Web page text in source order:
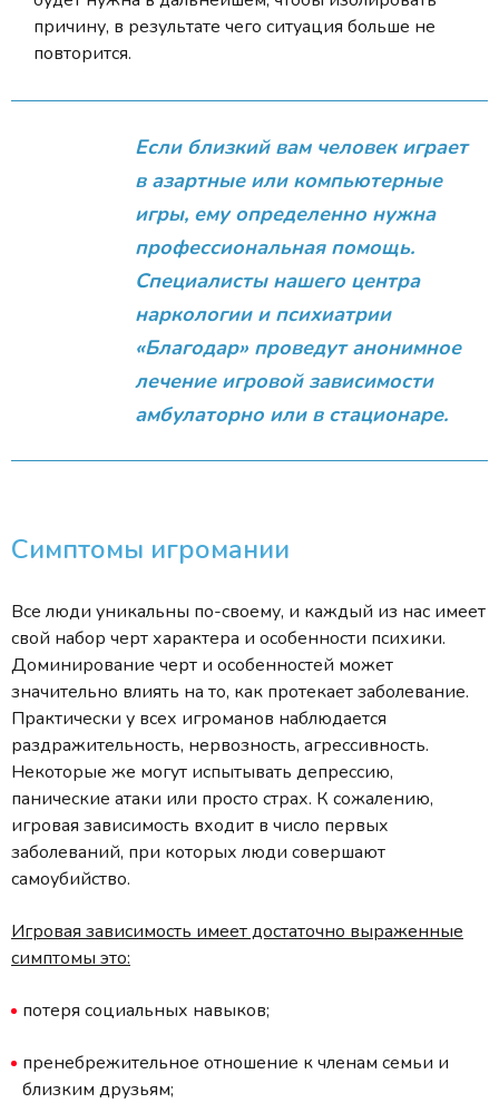
причину, в результате чего ситуация больше не
повторится.
Если близкий вам человек играет
в азартные или компьютерные
игры, ему определенно нужна
профессиональная помощь.
Специалисты нашего центра
наркологии и психиатрии
«Благодар» проведут анонимное
лечение игровой зависимости
амбулаторно или в стационаре.
Симптомы игромании
Все люди уникальны по-своему, и каждый из нас имеет
свой набор черт характера и особенности психики.
Доминирование черт и особенностей может
значительно влиять на то, как протекает заболевание.
Практически у всех игроманов наблюдается
раздражительность, нервозность, агрессивность.
Некоторые же могут испытывать депрессию,
панические атаки или просто страх. К сожалению,
игровая зависимость входит в число первых
заболеваний, при которых люди совершают
самоубийство.
Игровая зависимость имеет достаточно выраженные
симптомы это:
потеря социальных навыков;
пренебрежительное отношение к членам семьи и
близким друзьям;